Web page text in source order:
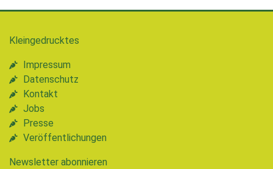
Kleingedrucktes
Impressum
Datenschutz
Kontakt
Jobs
Presse
Veröffentlichungen
Newsletter abonnieren